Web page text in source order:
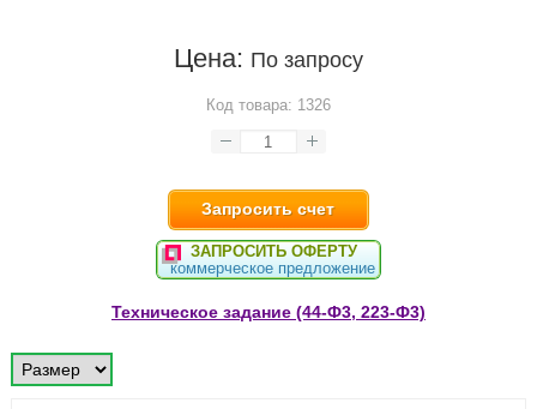
Цена: По запросу
Код товара: 1326
Запросить счет
ЗАПРОСИТЬ ОФЕРТУ
коммерческое предложение
Техническое задание (44-Ф3, 223-Ф3)